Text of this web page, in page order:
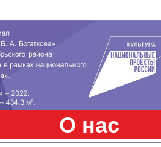
О нас